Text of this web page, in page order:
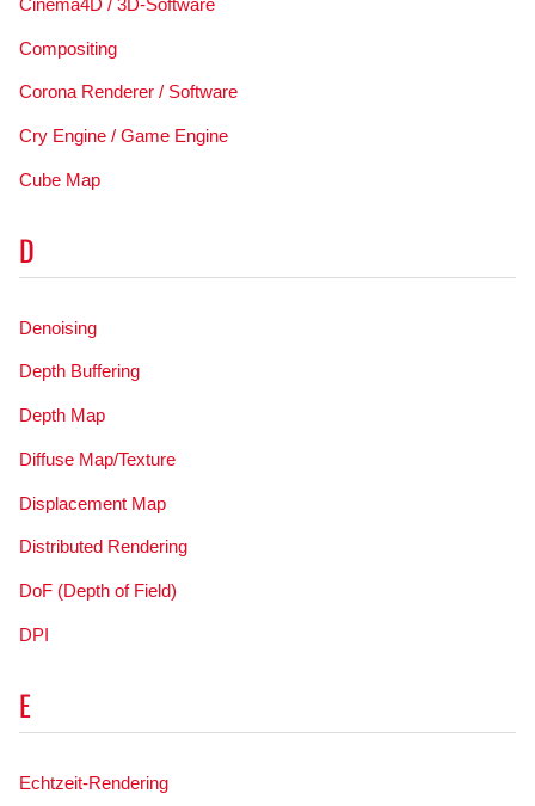
Compositing
Corona Renderer / Software
Cry Engine / Game Engine
Cube Map
D
Denoising
Depth Buffering
Depth Map
Diffuse Map/Texture
Displacement Map
Distributed Rendering
DoF (Depth of Field)
DPI
E
Echtzeit-Rendering